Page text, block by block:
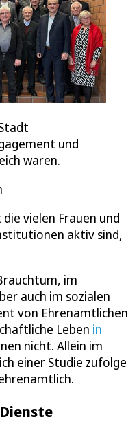
und
waren.
vielen Frauen und
aktiv sind,
im
auch im sozialen
von Ehrenamtlichen
Leben in
nicht. Allein im
einer Studie zufolge